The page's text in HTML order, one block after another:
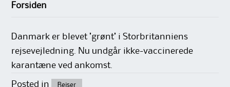
Forsiden
Danmark er blevet ’grønt’ i Storbritanniens
rejsevejledning. Nu undgår ikke-vaccinerede
karantæne ved ankomst.
Posted in Rejser